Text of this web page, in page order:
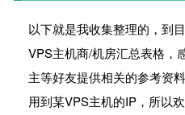
以下就是我收集整理的，到
VPS主机商/机房汇总表格，
主等好友提供相关的参考资
用到某VPS主机的IP，所以